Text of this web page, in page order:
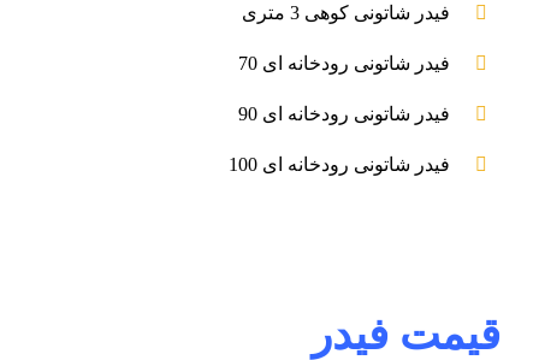
فیدر شاتونی کوهی 3 متری
فیدر شاتونی رودخانه ای 70
فیدر شاتونی رودخانه ای 90
فیدر شاتونی رودخانه ای 100
قیمت فیدر